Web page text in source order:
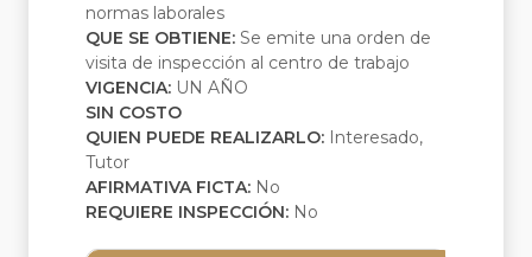
normas laborales
QUE SE OBTIENE: Se emite una orden de
visita de inspección al centro de trabajo
VIGENCIA: UN AÑO
SIN COSTO
QUIEN PUEDE REALIZARLO: Interesado,
Tutor
AFIRMATIVA FICTA: No
REQUIERE INSPECCIÓN: No